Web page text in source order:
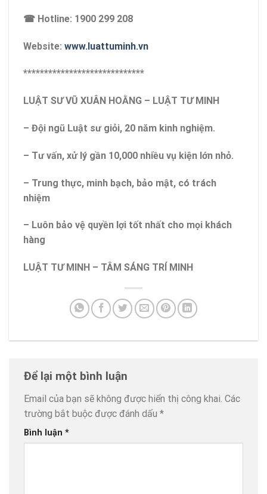
☎ Hotline: 1900 299 208
Website: www.luattuminh.vn
*****************************
LUẬT SƯ VŨ XUÂN HOẰNG – LUẬT TƯ MINH
– Đội ngũ Luật sư giỏi, 20 năm kinh nghiệm.
– Tư vấn, xử lý gần 10,000 nhiều vụ kiện lớn nhỏ.
– Trung thực, minh bạch, bảo mật, có trách
nhiệm
– Luôn bảo vệ quyền lợi tốt nhất cho mọi khách
hàng
LUẬT TƯ MINH – TÂM SÁNG TRÍ MINH
Để lại một bình luận
Email của bạn sẽ không được hiển thị công khai. Các
trường bắt buộc được đánh dấu *
Bình luận *